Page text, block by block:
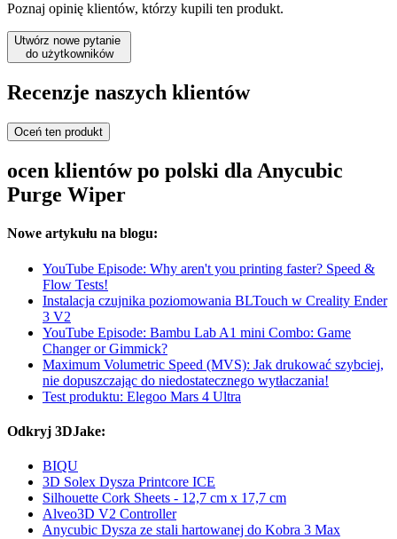
Poznaj opinię klientów, którzy kupili ten produkt.
Utwórz nowe pytanie
do użytkowników
Recenzje naszych klientów
Oceń ten produkt
ocen klientów po polski dla Anycubic
Purge Wiper
Nowe artykułu na blogu:
YouTube Episode: Why aren't you printing faster? Speed &
Flow Tests!
Instalacja czujnika poziomowania BLTouch w Creality Ender
3 V2
YouTube Episode: Bambu Lab A1 mini Combo: Game
Changer or Gimmick?
Maximum Volumetric Speed (MVS): Jak drukować szybciej,
nie dopuszczając do niedostatecznego wytłaczania!
Test produktu: Elegoo Mars 4 Ultra
Odkryj 3DJake:
BIQU
3D Solex Dysza Printcore ICE
Silhouette Cork Sheets - 12,7 cm x 17,7 cm
Alveo3D V2 Controller
Anycubic Dysza ze stali hartowanej do Kobra 3 Max